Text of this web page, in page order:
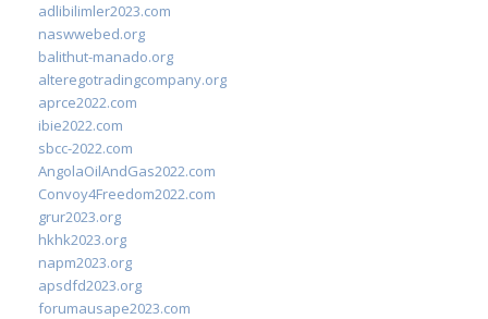
adlibilimler2023.com
naswwebed.org
balithut-manado.org
alteregotradingcompany.org
aprce2022.com
ibie2022.com
sbcc-2022.com
AngolaOilAndGas2022.com
Convoy4Freedom2022.com
grur2023.org
hkhk2023.org
napm2023.org
apsdfd2023.org
forumausape2023.com